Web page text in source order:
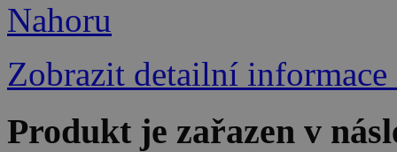
Nahoru
Zobrazit detailní informace
Produkt je zařazen v